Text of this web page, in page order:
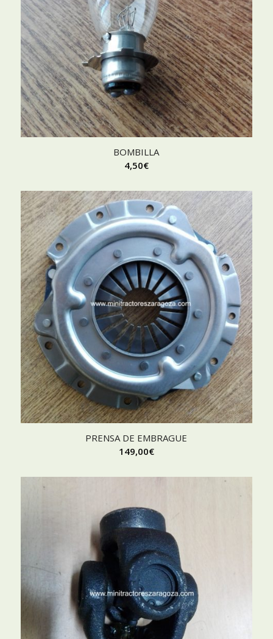
BOMBILLA
4,50€
PRENSA DE EMBRAGUE
149,00€